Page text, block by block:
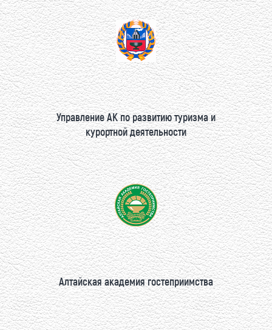
Управление АК по развитию туризма и
курортной деятельности
Алтайская академия гостеприимства